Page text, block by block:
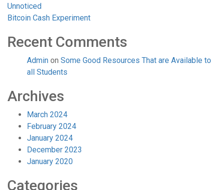
Unnoticed
Bitcoin Cash Experiment
Recent Comments
Admin on Some Good Resources That are Available to
all Students
Archives
March 2024
February 2024
January 2024
December 2023
January 2020
Categories